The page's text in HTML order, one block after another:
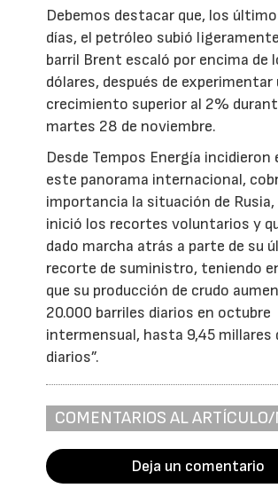
Debemos destacar que, los
días, el petróleo subió
barril Brent escaló por encima de
dólares, después de experimentar
crecimiento superior al 2%
martes 28 de noviembre.
Desde Tempos Energía incidieron
este panorama internacional,
importancia la situación de Rusia,
inició los recortes voluntarios y
dado marcha atrás a parte de su
recorte de suministro, teniendo
que su producción de crudo
20.000 barriles diarios en octubre
intermensual, hasta 9,45 millares
diarios”.
COMENTARIOS AL
Deja un comentario